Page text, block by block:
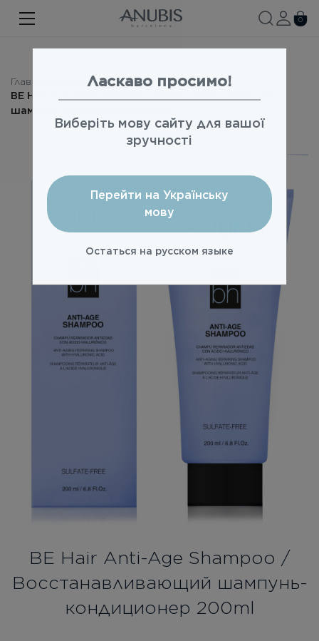
ЛИЦО
SPA
БРЕНДИРОВАННАЯ ПРОДУКЦИЯ
Новости
Бесплатная консультация
Вход/Регистрация
0
Главная
Волосы
BE Hair Anti-Age Shampoo / Восстанавливающий
шампунь-кондиционер 200ml
BE Hair Anti-Age Shampoo /
Восстанавливающий шампунь-
кондиционер 200ml
Ласкаво просимо!
Виберіть мову сайту для вашої
зручності
Перейти на Українську
мову
Остаться на русском языке